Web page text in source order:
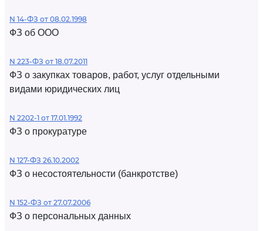
N 14-ФЗ от 08.02.1998
ФЗ об ООО
N 223-ФЗ от 18.07.2011
ФЗ о закупках товаров, работ, услуг отдельными
видами юридических лиц
N 2202-1 от 17.01.1992
ФЗ о прокуратуре
N 127-ФЗ 26.10.2002
ФЗ о несостоятельности (банкротстве)
N 152-ФЗ от 27.07.2006
ФЗ о персональных данных